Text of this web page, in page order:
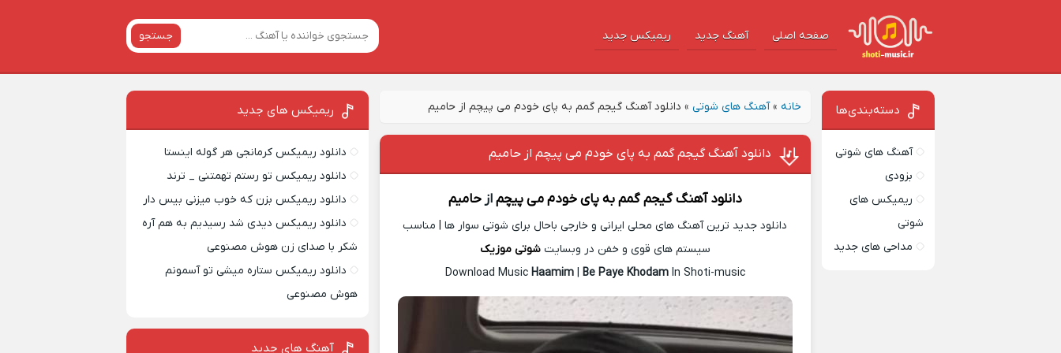
صفحه اصلی آهنگ‌ جدید ریمیکس جدید جستجو
خانه »آهنگ های شوتی » دانلود آهنگ ﮔﻴﺠﻢ ﮔﻤﻢ ﺑﻪ ﭘﺎی ﺧﻮدم ﻣﻰ ﭘﻴﭽﻢ از حامیم
دانلود آهنگ ﮔﻴﺠﻢ ﮔﻤﻢ ﺑﻪ ﭘﺎی ﺧﻮدم ﻣﻰ ﭘﻴﭽﻢ از حامیم
دانلود آهنگﮔﻴﺠﻢ ﮔﻤﻢ ﺑﻪ ﭘﺎی ﺧﻮدم ﻣﻰ ﭘﻴﭽﻢازحامیم
دانلود جدید ترین آهنگ های محلی ایرانی و خارجی باحال برای شوتی سوار ها | مناسب
سیستم های قوی و خفن در وبسایتشوتی موزیک
Download Music Haamim| Be Paye KhodamIn Shoti-music
دسته‌بندی‌ها
آهنگ های شوتی
بزودی
ریمیکس های
شوتی
مداحی های جدید
ریمیکس‌ های جدید
دانلود ریمیکس کرمانجی هر گوله اینستا
دانلود ریمیکس تو رستم تهمتنی _ ترند
دانلود ریمیکس بزن که خوب میزنی بیس دار
دانلود ریمیکس دیدی شد رسیدیم به هم آره
شکر با صدای زن هوش مصنوعی
دانلود ریمیکس ستاره میشی تو آسمونم
هوش مصنوعی
آهنگ های جدید